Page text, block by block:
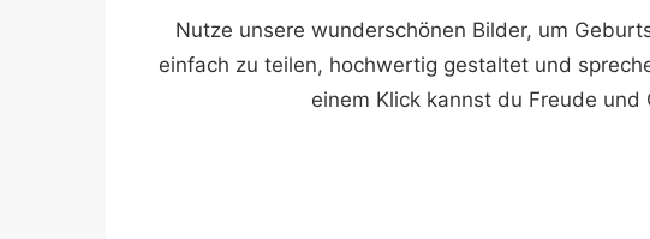
Nutze unsere wunderschönen Bilder, um
einfach zu teilen, hochwertig gestaltet und
einem Klick kannst du Freude und